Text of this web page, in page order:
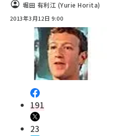
堀田 有利江 (Yurie Horita)
2013年3月12日 9:00
191
23